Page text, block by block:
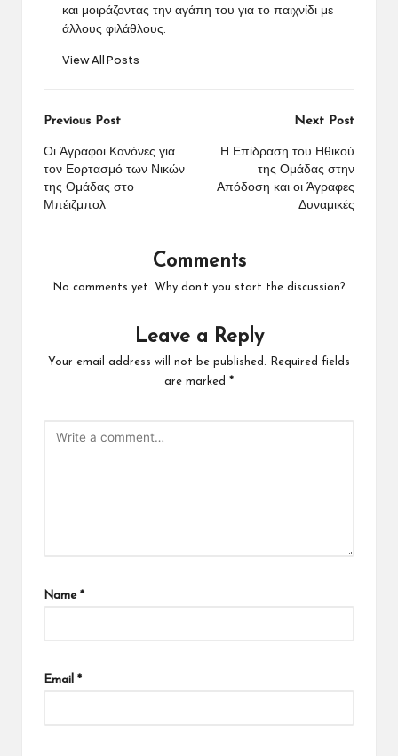
και μοιράζοντας την αγάπη του για το παιχνίδι με
άλλους φιλάθλους.
View All Posts
Post
navigation
Previous Post
Οι Άγραφοι Κανόνες για
τον Εορτασμό των Νικών
της Ομάδας στο
Μπέιζμπολ
Next Post
Η Επίδραση του Ηθικού
της Ομάδας στην
Απόδοση και οι Άγραφες
Δυναμικές
Comments
No comments yet. Why don’t you start the discussion?
Leave a Reply
Your email address will not be published.
Required fields
are marked *
Name *
Email *